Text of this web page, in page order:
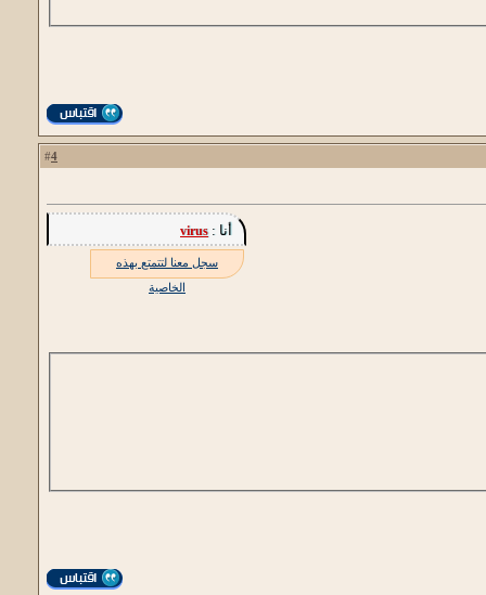
4
أنا :virus
سجل معنا لتتمتع بهذه
الخاصية